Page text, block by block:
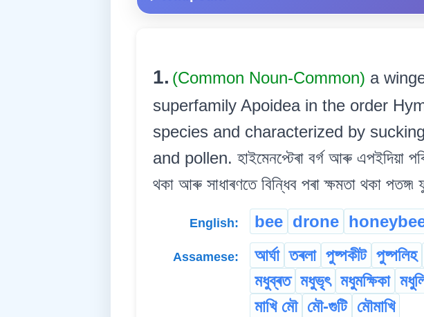
1. (Common Noun-Common) a
superfamily Apoidea in the order
species and characterized by
and pollen. হাইমেনপ্টেৰা বৰ্গ আৰু এপইদিয়া
থকা আৰু সাধাৰণতে বিন্ধিব পৰা ক্ষমতা থকা
English: bee drone
Assamese: আৰ্ঘা তৰলা পুষ্পকীট পুষ্পলিহ
মধুব্ৰত মধুভৃৎ মধুমক্ষিকা
মাখি মৌ মৌ-গুটি মৌমাখি